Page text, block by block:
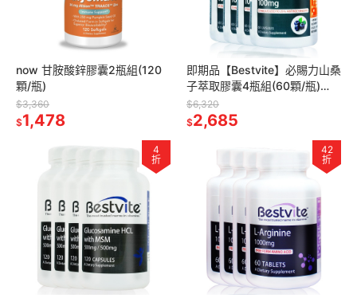
now 甘胺酸鋅膠囊2瓶組(120
顆/瓶)
$3,360
$1,478
即期品【Bestvite】必賜力山桑
子萃取膠囊4瓶組(60顆/瓶)
2027/05
$6,320
$2,685
4
折
42
折